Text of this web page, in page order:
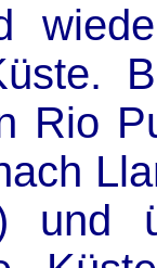
Rio
und